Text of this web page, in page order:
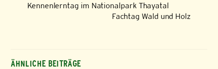
Kennenlerntag im Nationalpark Thayatal
Fachtag Wald und Holz
ÄHNLICHE BEITRÄGE